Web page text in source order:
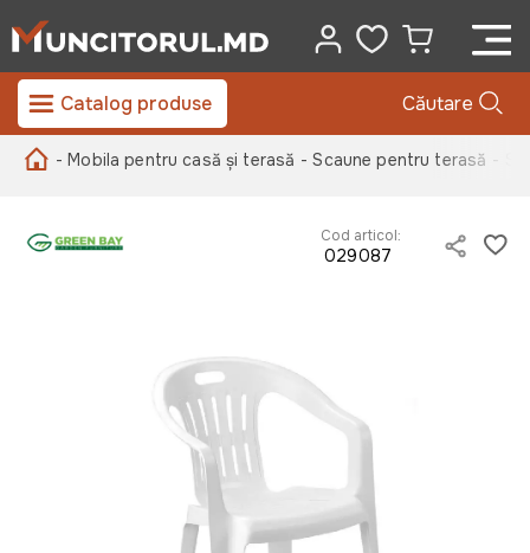
Catalog produse Căutare
- Mobila pentru casă și terasă - Scaune pentru terasă -
Cod articol:
029087